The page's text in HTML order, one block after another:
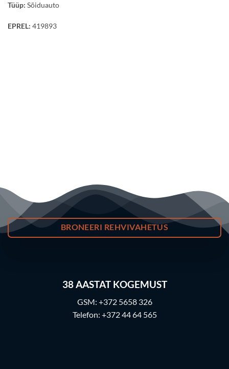
Tüüp: Sõiduauto
EPREL: 419893
BRONEERI REHVIVAHETUS
38AASTAT KOGEMUST
GSM: +372 5658 326
Telefon: +372 44 64 565